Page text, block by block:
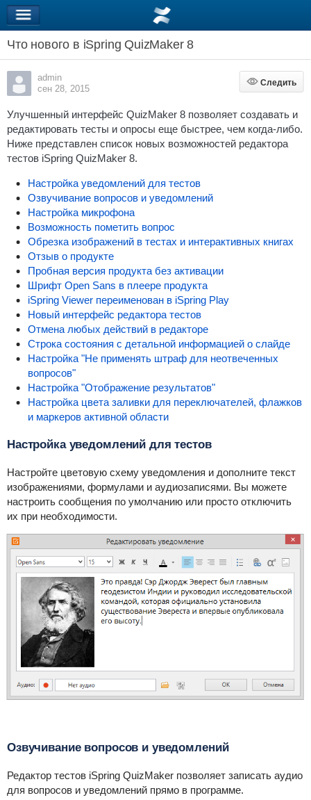
Что нового в iSpring QuizMaker 8
admin
сен 28, 2015
Следить
Следить
Улучшенный интерфейс QuizMaker 8 позволяет создавать и
редактировать тесты и опросы еще быстрее, чем когда-либо.
Ниже представлен список новых возможностей редактора
тестов iSpring QuizMaker 8.
Настройка уведомлений для тестов
Озвучивание вопросов и уведомлений
Настройка микрофона
Возможность пометить вопрос
Обрезка изображений в тестах и интерактивных книгах
Отзыв о продукте
Пробная версия продукта без активации
Шрифт Open Sans в плеере продукта
iSpring Viewer переименован в iSpring Play
Новый интерфейс редактора тестов
Отмена любых действий в редакторе
Строка состояния с детальной информацией о слайде
Настройка "Не применять штраф для неотвеченных
вопросов"
Настройка "Отображение результатов"
Настройка цвета заливки для переключателей, флажков
и маркеров активной области
Настройка уведомлений для тестов
Настройте цветовую схему уведомления и дополните текст
изображениями, формулами и аудиозаписями. Вы можете
настроить сообщения по умолчанию или просто отключить
их при необходимости.
Озвучивание вопросов и уведомлений
Редактор тестов iSpring QuizMaker позволяет записать аудио
для вопросов и уведомлений прямо в программе.